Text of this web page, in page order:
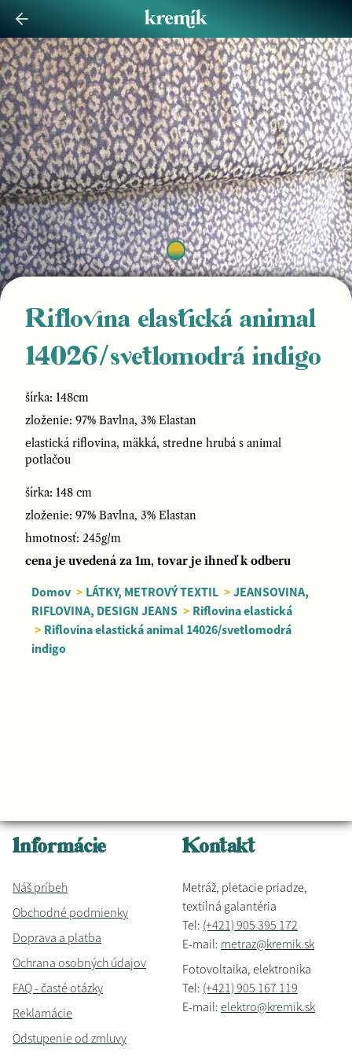
Riflovina elastická animal
14026/svetlomodrá indigo
šírka: 148cm
zloženie: 97% Bavlna, 3% Elastan
elastická riflovina, mäkká, stredne hrubá s animal
potlačou
šírka: 148 cm
zloženie: 97% Bavlna, 3% Elastan
hmotnosť: 245g/m
cena je uvedená za 1m, tovar je ihneď k odberu
Domov > LÁTKY, METROVÝ TEXTIL > JEANSOVINA,
RIFLOVINA, DESIGN JEANS > Riflovina elastická
> Riflovina elastická animal 14026/svetlomodrá
indigo
Informácie
Náš príbeh
Obchodné podmienky
Doprava a platba
Ochrana osobných údajov
FAQ - časté otázky
Reklamácie
Odstupenie od zmluvy
Kontakt
Metráž, pletacie priadze,
textilná galantéria
Tel: (+421) 905 395 172
E-mail: metraz@kremik.sk
Fotovoltaika, elektronika
Tel: (+421) 905 167 119
E-mail: elektro@kremik.sk